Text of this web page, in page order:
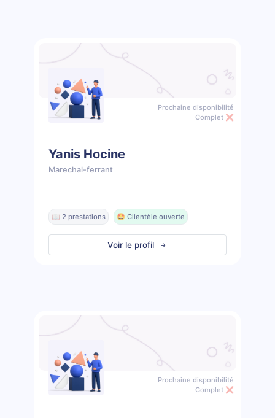
Prochaine disponibilité
Complet ❌
Yanis Hocine
Marechal-ferrant
📖 2 prestations 🤩 Clientèle ouverte
Voir le profil
Prochaine disponibilité
Complet ❌